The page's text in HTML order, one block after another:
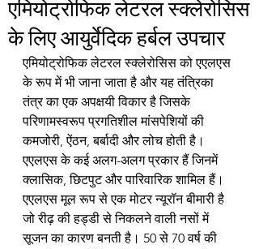
एमियोट्रोफिक लेटरल स्क्लेरोसिस
के लिए आयुर्वेदिक हर्बल उपचार
एमियोट्रोफिक लेटरल स्क्लेरोसिस को एएलएस
के रूप में भी जाना जाता है और यह तंत्रिका
तंत्र का एक अपक्षयी विकार है जिसके
परिणामस्वरूप प्रगतिशील मांसपेशियों की
कमजोरी, ऐंठन, बर्बादी और लोच होती है।
एएलएस के कई अलग-अलग प्रकार हैं जिनमें
क्लासिक, छिटपुट और पारिवारिक शामिल हैं।
एएलएस मूल रूप से एक मोटर न्यूरॉन बीमारी है
जो रीढ़ की हड्डी से निकलने वाली नसों में
सूजन का कारण बनती है। 50 से 70 वर्ष की